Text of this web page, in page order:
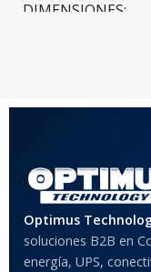
DIMENSIONES
Optimus
soluciones B2B en
energía, UPS,